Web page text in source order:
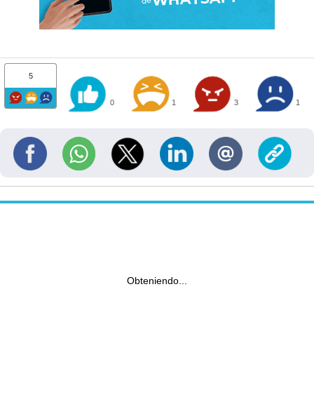
5
0 1 3 1
Obteniendo...